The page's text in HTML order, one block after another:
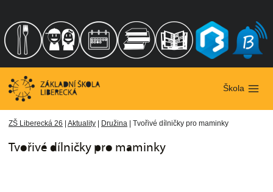
obsah
Škola
ZŠ Liberecká 26 | Aktuality | Družina | Tvořivé dílničky pro maminky
Tvořivé dílničky pro maminky